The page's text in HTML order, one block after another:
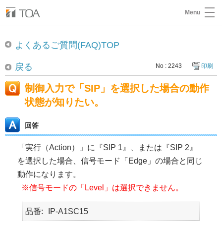
Menu
よくあるご質問(FAQ)TOP
戻る No : 2243 印刷
制御入力で「SIP」を選択した場合の動作
状態が知りたい。
回答
「実行（Action）」に『SIP 1』、または『SIP 2』
を選択した場合、信号モード「Edge」の場合と同じ
動作になります。
※信号モードの「Level」は選択できません。
品番 IP-A1SC15